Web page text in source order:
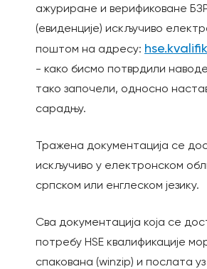
ажуриране и верификоване
(евиденције) искључивo
поштом на адресу:
- како бисмо потврдили
тако започели, односно
сарадњу.
Тражена документација се
искључиво у електронском
српском или енглеском језику.
Сва документација која се
потребу НЅЕ квалификације
спакована (winzip) и послата